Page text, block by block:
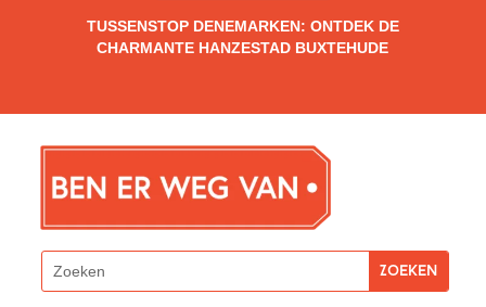
TUSSENSTOP DENEMARKEN: ONTDEK DE
CHARMANTE HANZESTAD BUXTEHUDE